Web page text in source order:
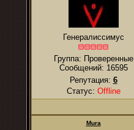
Генералиссимус
Группа: Проверенные
Сообщений: 16595
Репутация: 6
Статус: Offline
Mura